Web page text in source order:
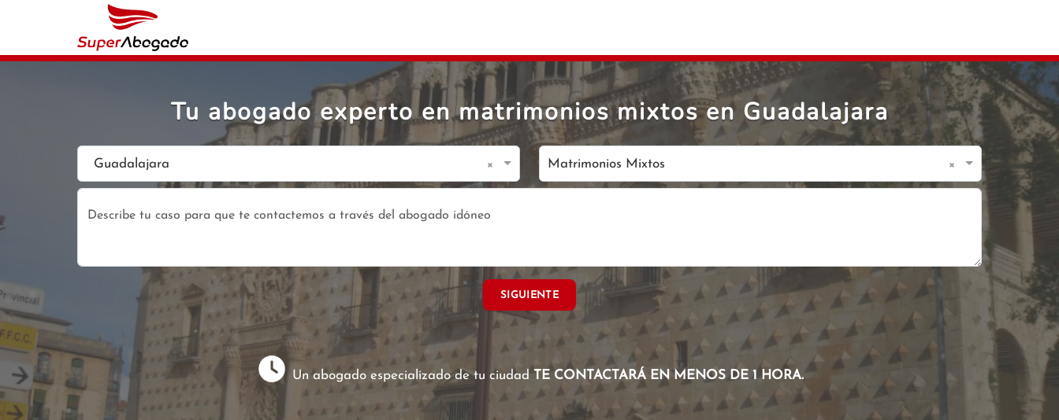
Tu abogado experto en matrimonios mixtos en Guadalajara
Guadalajara × Matrimonios Mixtos ×
SIGUIENTE
Un abogado especializado de tu ciudad TE CONTACTARÁ EN MENOS DE 1 HORA.